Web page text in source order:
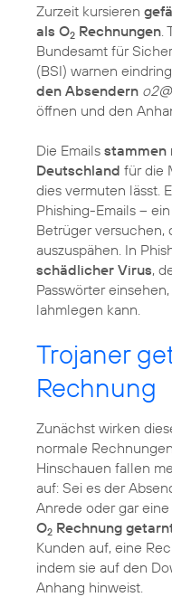
Zurzeit kursieren
als O2 Rechnungen
Bundesamt für
(BSI) warnen
den Absendern
öffnen und den
Die Emails stammen
Deutschland für die
dies vermuten lässt.
Phishing-Emails –
Betrüger versuchen,
auszuspähen. In
schädlicher Virus,
Passwörter
lahmlegen kann.
Trojaner
Rechnung
Zunächst wirken
normale
Hinschauen fallen
auf: Sei es der
Anrede oder gar
O2 Rechnung
Kunden auf, eine
indem sie auf den
Anhang hinweist.